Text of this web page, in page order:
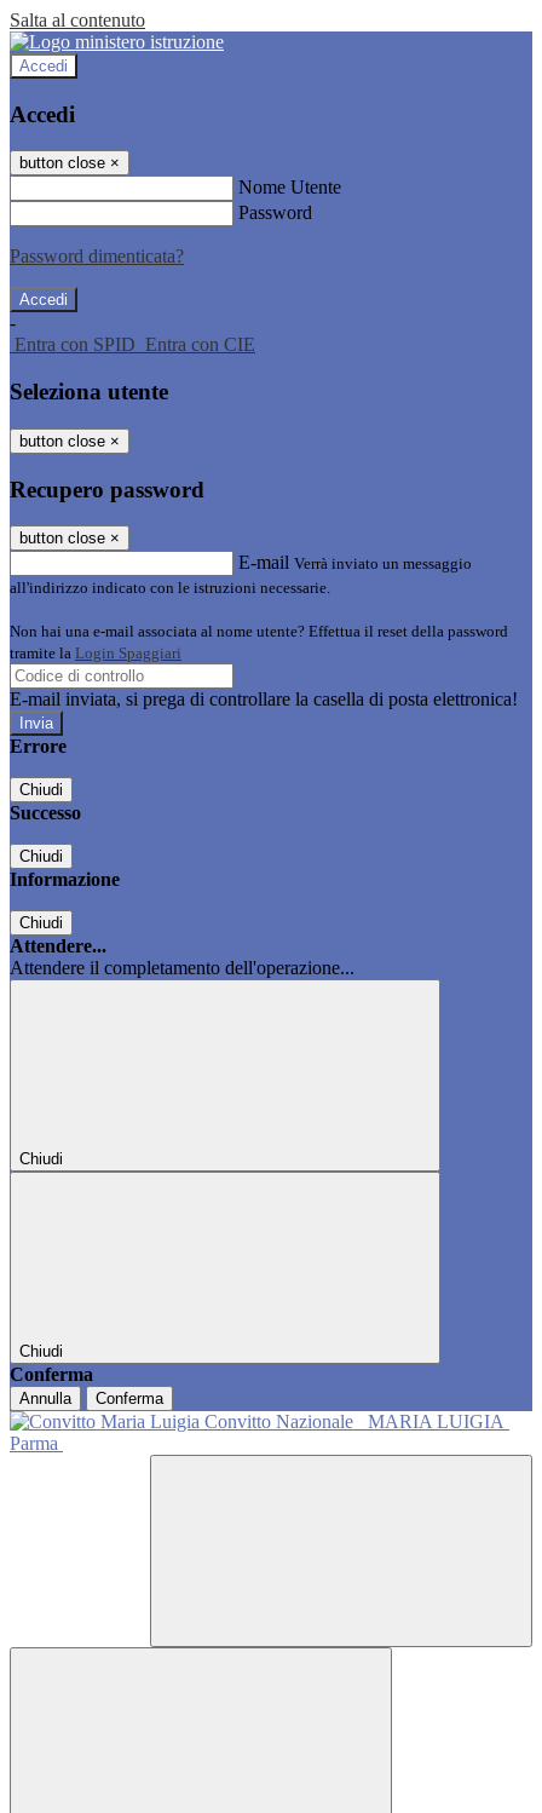
Salta al contenuto
Accedi
Accedi
button close ×
Nome Utente
Password
Password dimenticata?
-
Entra con SPID Entra con CIE
Seleziona utente
button close ×
Recupero password
button close ×
E-mail Verrà inviato un messaggio
all'indirizzo indicato con le istruzioni necessarie.
Non hai una e-mail associata al nome utente? Effettua il reset della password
tramite la Login Spaggiari
E-mail inviata, si prega di controllare la casella di posta elettronica!
Errore
Chiudi
Successo
Chiudi
Informazione
Chiudi
Attendere...
Attendere il completamento dell'operazione...
Chiudi
Chiudi
Conferma
Annulla Conferma
Convitto Nazionale
MARIA LUIGIA
Parma